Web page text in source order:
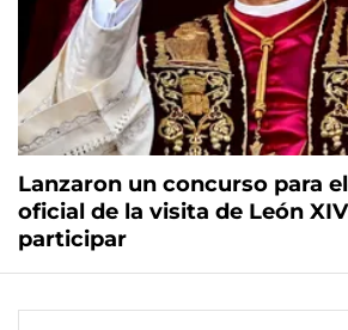
Lanzaron un concurso para
oficial de la visita de León
participar